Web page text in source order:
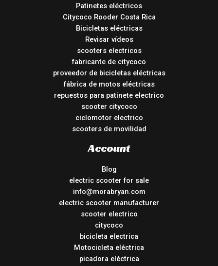
Patinetes eléctricos
Citycoco Rooder Costa Rica
Bicicletas eléctricas
Revisar vídeos
scooters electricos
fabricante de citycoco
proveedor de bicicletas eléctricas
fábrica de motos eléctricas
repuestos para patinete electrico
scooter citycoco
ciclomotor electrico
scooters de movilidad
Account
Blog
electric scooter for sale
info@morabryan.com
electric scooter manufacturer
scooter electrico
citycoco
bicicleta electrica
Motocicleta eléctrica
picadora eléctrica